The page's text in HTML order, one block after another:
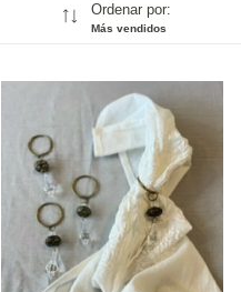
Ordenar por:
Más vendidos